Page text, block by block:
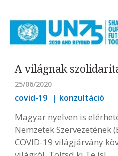
A világnak
25/06/2020
covid-19 konzultáció
Magyar nyelven is
Nemzetek Szervezetének
COVID-19 világjárvány